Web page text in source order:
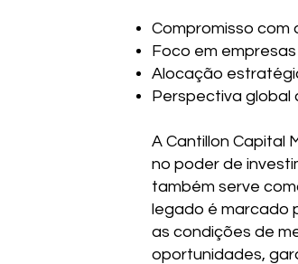
Compromisso com
Foco em
Alocação
Perspectiva global
A Cantillon Capital
no poder de
também serve
legado é marcado
as condições de
oportunidades,